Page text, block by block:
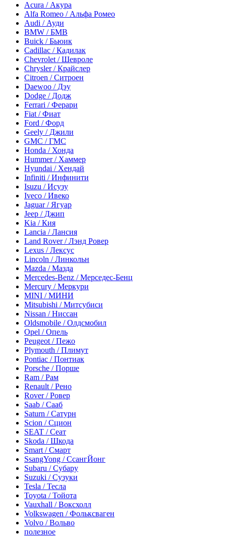
Acura / Акура
Alfa Romeo / Альфа Ромео
Audi / Ауди
BMW / БМВ
Buick / Бьюик
Cadillac / Кадилак
Chevrolet / Шевроле
Chrysler / Крайслер
Citroen / Ситроен
Daewoo / Дэу
Dodge / Додж
Ferrari / Ферари
Fiat / Фиат
Ford / Форд
Geely / Джили
GMC / ГМС
Honda / Хонда
Hummer / Хаммер
Hyundai / Хендай
Infiniti / Инфинити
Isuzu / Исузу
Iveco / Ивеко
Jaguar / Ягуар
Jeep / Джип
Kia / Кия
Lancia / Лансия
Land Rover / Лэнд Ровер
Lexus / Лексус
Lincoln / Линкольн
Mazda / Мазда
Mercedes-Benz / Мерседес-Бенц
Mercury / Меркури
MINI / МИНИ
Mitsubishi / Митсубиси
Nissan / Ниссан
Oldsmobile / Олдсмобил
Opel / Опель
Peugeot / Пежо
Plymouth / Плимут
Pontiac / Понтиак
Porsche / Порше
Ram / Рам
Renault / Рено
Rover / Ровер
Saab / Сааб
Saturn / Сатурн
Scion / Сцион
SEAT / Сеат
Skoda / Шкода
Smart / Смарт
SsangYong / СсангЙонг
Subaru / Субару
Suzuki / Сузуки
Tesla / Тесла
Toyota / Тойота
Vauxhall / Воксхолл
Volkswagen / Фольксваген
Volvo / Вольво
полезное